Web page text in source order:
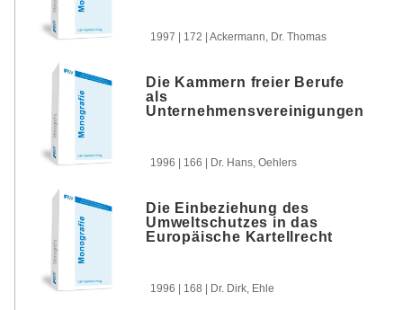
1997 | 172 | Ackermann, Dr. Thomas
Die Kammern freier Berufe
als
Unternehmensvereinigungen
1996 | 166 | Dr. Hans, Oehlers
Die Einbeziehung des
Umweltschutzes in das
Europäische Kartellrecht
1996 | 168 | Dr. Dirk, Ehle